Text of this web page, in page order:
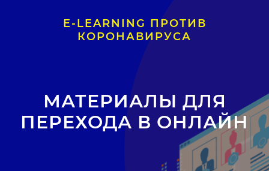
E-LEARNING ПРОТИВ
КОРОНАВИРУСА
МАТЕРИАЛЫ ДЛЯ
ПЕРЕХОДА В ОНЛАЙН